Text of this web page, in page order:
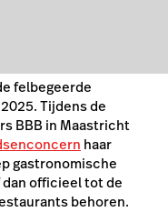
felbegeerde
Tijdens de
BBB in Maastricht
haar
gastronomische
officieel tot de
behoren.